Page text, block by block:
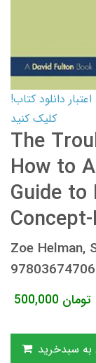
کارت اعتباری کتاب دانلود با 10,000,000 اعتبار دانلود کتاب!
کلیک کنید
The
How to
Guide
Zoe Helman,
500,000 تومان
به سبدخرید